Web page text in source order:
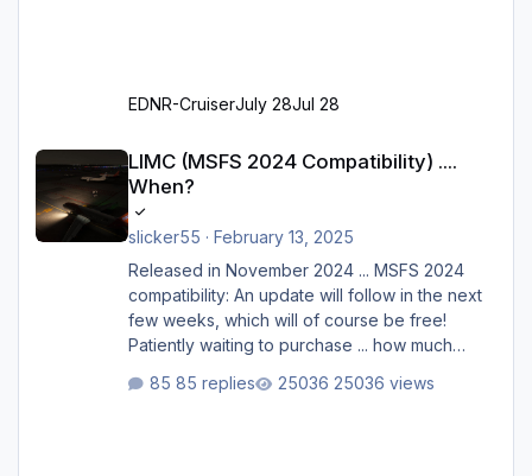
EDNR-CruiserJuly 28Jul 28
LIMC (MSFS 2024 Compatibility) ....
When?
slicker55 · February 13, 2025
Released in November 2024 ... MSFS 2024
compatibility: An update will follow in the next
few weeks, which will of course be free!
Patiently waiting to purchase ... how much
85 replies 25036 views